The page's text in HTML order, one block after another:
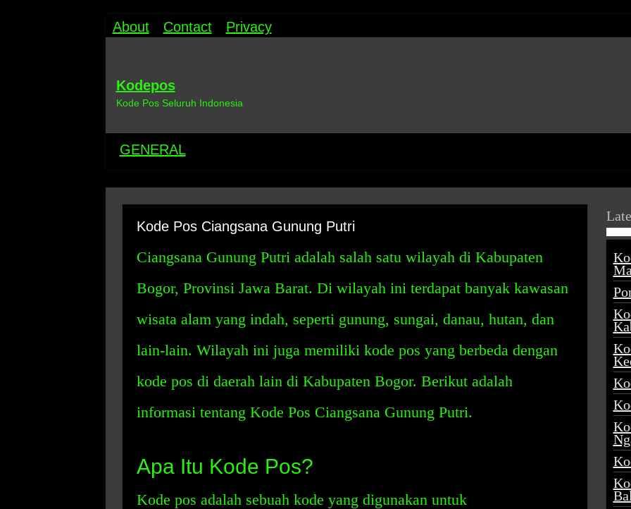
About Contact Privacy
Kodepos
Kode Pos Seluruh Indonesia
GENERAL
Kode Pos Ciangsana Gunung Putri
Ciangsana Gunung Putri adalah salah satu wilayah di Kabupaten
Bogor, Provinsi Jawa Barat. Di wilayah ini terdapat banyak kawasan
wisata alam yang indah, seperti gunung, sungai, danau, hutan, dan
lain-lain. Wilayah ini juga memiliki kode pos yang berbeda dengan
kode pos di daerah lain di Kabupaten Bogor. Berikut adalah
informasi tentang Kode Pos Ciangsana Gunung Putri.
Apa Itu Kode Pos?
Kode pos adalah sebuah kode yang digunakan untuk